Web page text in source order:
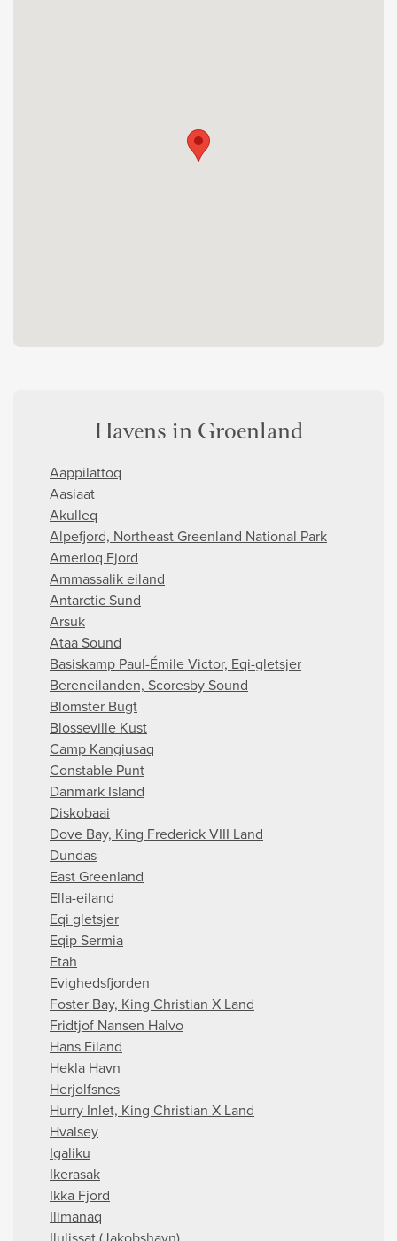
Havens in Groenland
Aappilattoq
Aasiaat
Akulleq
Alpefjord, Northeast Greenland National Park
Amerloq Fjord
Ammassalik eiland
Antarctic Sund
Arsuk
Ataa Sound
Basiskamp Paul-Émile Victor, Eqi-gletsjer
Bereneilanden, Scoresby Sound
Blomster Bugt
Blosseville Kust
Camp Kangiusaq
Constable Punt
Danmark Island
Diskobaai
Dove Bay, King Frederick VIII Land
Dundas
East Greenland
Ella-eiland
Eqi gletsjer
Eqip Sermia
Etah
Evighedsfjorden
Foster Bay, King Christian X Land
Fridtjof Nansen Halvo
Hans Eiland
Hekla Havn
Herjolfsnes
Hurry Inlet, King Christian X Land
Hvalsey
Igaliku
Ikerasak
Ikka Fjord
Ilimanaq